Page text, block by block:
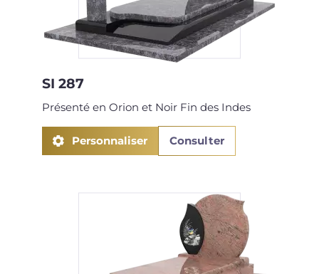
SI 287
Présenté en Orion et Noir Fin des Indes
Personnaliser Consulter